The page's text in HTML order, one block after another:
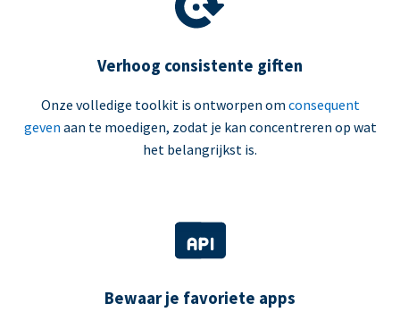
Verhoog consistente giften
Onze volledige toolkit is ontworpen om consequent
geven aan te moedigen, zodat je kan concentreren op wat
het belangrijkst is.
Bewaar je favoriete apps